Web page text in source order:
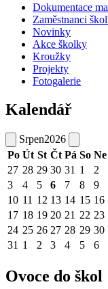
Dokumentace
Zaměstnanci
Novinky
Akce školky
Kroužky
Projekty
Fotogalerie
Kalendář
Srpen2026
Po Út St Čt Pá So Ne
27 28 29 30 31 1
2
3
4 5 6 7 8
9
10 11 12 13 14 15 16
17 18 19 20 21 22 23
24 25 26 27 28 29 30
31 1 2 3 4 5 6
Ovoce do škol